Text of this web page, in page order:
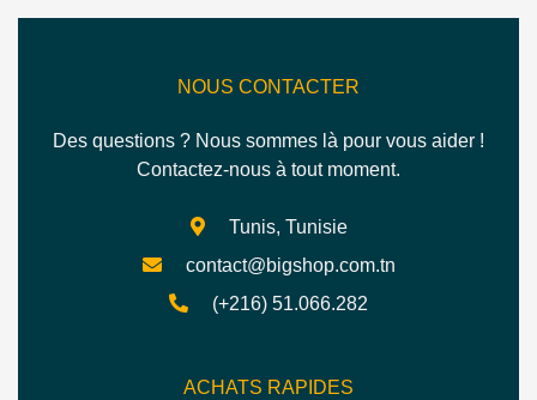
NOUS CONTACTER
Des questions ? Nous sommes là pour vous aider !
Contactez-nous à tout moment.
Tunis, Tunisie
contact@bigshop.com.tn
(+216) 51.066.282
ACHATS RAPIDES